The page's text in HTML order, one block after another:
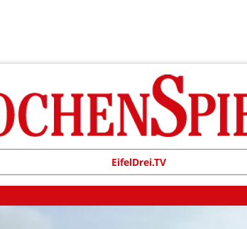
EifelDrei.TV